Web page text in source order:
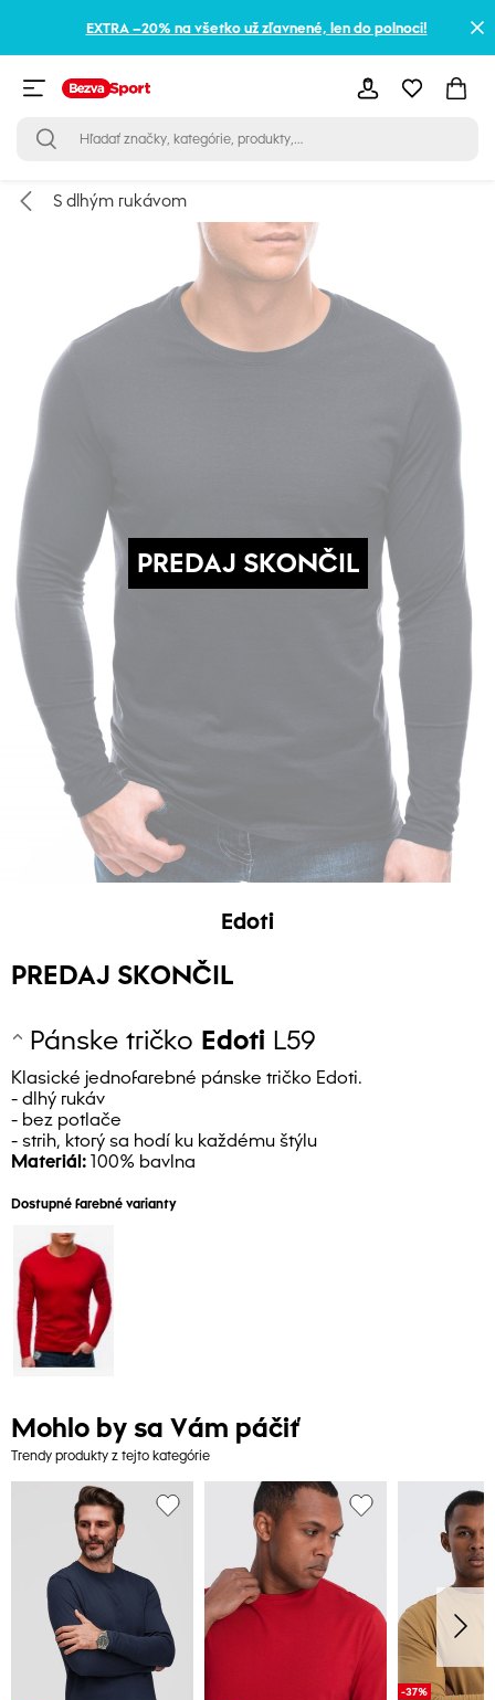
EXTRA –20% na všetko už zľavnené, len do polnoci!
S dlhým rukávom
PREDAJ SKONČIL
Edoti
PREDAJ SKONČIL
Pánske tričko Edoti L59
Klasické jednofarebné pánske tričko Edoti.
- dlhý rukáv
- bez potlače
- strih, ktorý sa hodí ku každému štýlu
Materiál: 100% bavlna
Dostupné farebné varianty
Mohlo by sa Vám páčiť
Trendy produkty z tejto kategórie
-37%